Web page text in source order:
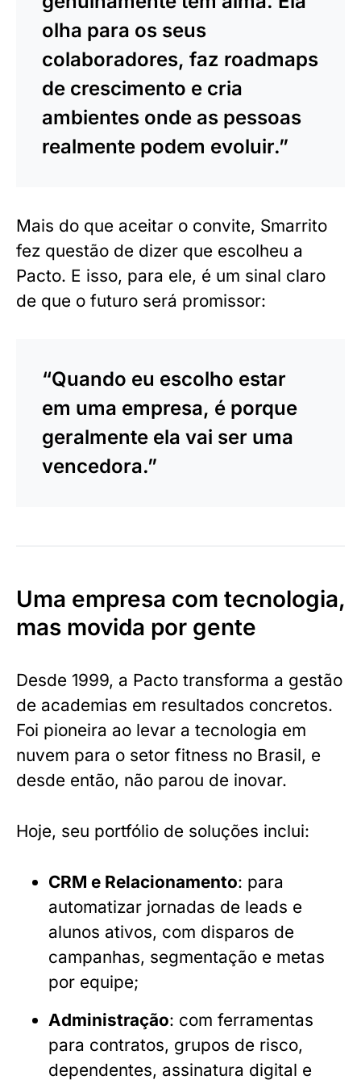
olha para os seus
colaboradores, faz roadmaps
de crescimento e cria
ambientes onde as pessoas
realmente podem evoluir.”
Mais do que aceitar o convite, Smarrito
fez questão de dizer que escolheu a
Pacto. E isso, para ele, é um sinal claro
de que o futuro será promissor:
“Quando eu escolho estar
em uma empresa, é porque
geralmente ela vai ser uma
vencedora.”
Uma empresa com tecnologia,
mas movida por gente
Desde 1999, a Pacto transforma a gestão
de academias em resultados concretos.
Foi pioneira ao levar a tecnologia em
nuvem para o setor fitness no Brasil, e
desde então, não parou de inovar.
Hoje, seu portfólio de soluções inclui:
CRM e Relacionamento: para
automatizar jornadas de leads e
alunos ativos, com disparos de
campanhas, segmentação e metas
por equipe;
Administração: com ferramentas
para contratos, grupos de risco,
dependentes, assinatura digital e